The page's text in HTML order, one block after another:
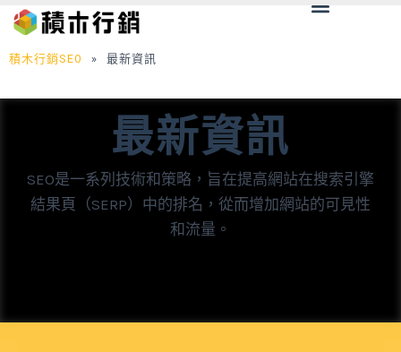
至
主
內
Menu
積木行銷SEO » 最新資訊
最新資訊
SEO是一系列技術和策略，旨在提高網站在搜索引擎
結果頁（SERP）中的排名，從而增加網站的可見性
和流量。